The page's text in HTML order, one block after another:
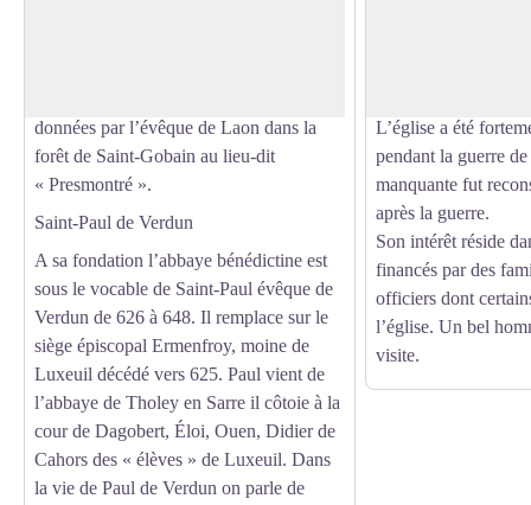
données par l’évêque de Laon dans la
forêt de Saint-Gobain au lieu-dit
« Presmontré ».
Saint-Paul de Verdun
A sa fondation l’abbaye bénédictine est
sous le vocable de Saint-Paul évêque de
Verdun de 626 à 648. Il remplace sur le
siège épiscopal Ermenfroy, moine de
Luxeuil décédé vers 625. Paul vient de
l’abbaye de Tholey en Sarre il côtoie à la
cour de Dagobert, Éloi, Ouen, Didier de
Cahors des « élèves » de Luxeuil. Dans
la vie de Paul de Verdun on parle de
L’église a été
pendant la guerre
manquante fut
après la guerre.
Son intérêt réside
financés par des
officiers dont
l’église. Un bel
visite.